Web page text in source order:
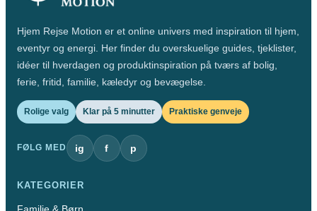
Hjem Rejse Motion er et online univers med inspiration til hjem,
eventyr og energi. Her finder du overskuelige guides, tjeklister,
idéer til hverdagen og produktinspiration på tværs af bolig,
ferie, fritid, familie, kæledyr og bevægelse.
Rolige valg Klar på 5 minutter Praktiske genveje
FØLG MED ig f p
KATEGORIER
Familie & Børn